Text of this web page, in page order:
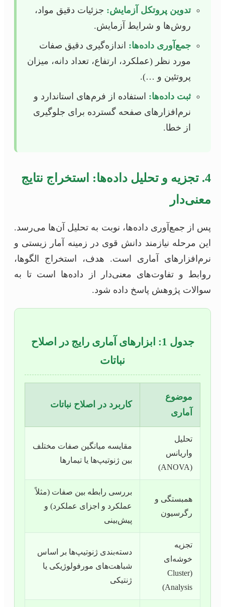
تدوین پروتکل آزمایش: جزئیات دقیق مواد،
روش‌ها و شرایط آزمایش.
جمع‌آوری داده‌ها: اندازه‌گیری دقیق صفات
مورد نظر (عملکرد، ارتفاع، تعداد دانه، میزان
پروتئین و …).
ثبت داده‌ها: استفاده از فرم‌های استاندارد و
نرم‌افزارهای صفحه گسترده برای جلوگیری
از خطا.
4. تجزیه و تحلیل داده‌ها: استخراج نتایج
معنی‌دار
پس از جمع‌آوری داده‌ها، نوبت به تحلیل آن‌ها می‌رسد.
این مرحله نیازمند دانش قوی در زمینه آمار زیستی و
نرم‌افزارهای آماری است. هدف، استخراج الگوها،
روابط و تفاوت‌های معنی‌دار از داده‌ها است تا به
سوالات پژوهش پاسخ داده شود.
جدول 1: ابزارهای آماری رایج در اصلاح
نباتات
موضوع
آماری
کاربرد در اصلاح نباتات
تحلیل
واریانس
(ANOVA)
مقایسه میانگین صفات مختلف
بین ژنوتیپ‌ها یا تیمارها
همبستگی و
رگرسیون
بررسی رابطه بین صفات (مثلاً
عملکرد و اجزای عملکرد) و
پیش‌بینی
تجزیه
خوشه‌ای
(Cluster
Analysis)
دسته‌بندی ژنوتیپ‌ها بر اساس
شباهت‌های مورفولوژیکی یا
ژنتیکی